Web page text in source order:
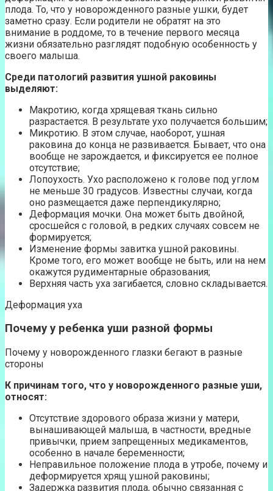
плода. То, что у новорожденного разные ушки, будет
заметно сразу. Если родители не обратят на это
внимание в роддоме, то в течение первого месяца
жизни обязательно разглядят подобную особенность у
своего малыша.
Среди патологий развития ушной раковины
выделяют:
Макротию, когда хрящевая ткань сильно
разрастается. В результате ухо получается большим;
Микротию. В этом случае, наоборот, ушная
раковина до конца не развивается. Бывает, что она
вообще не зарождается, и фиксируется ее полное
отсутствие;
Лопоухость. Ухо расположено к голове под углом
не меньше 30 градусов. Известны случаи, когда
оно размещается даже перпендикулярно;
Деформация мочки. Она может быть двойной,
сросшейся с головой, в редких случаях совсем не
формируется;
Изменение формы завитка ушной раковины.
Кроме того, его может вообще не быть, или на нем
окажутся рудиментарные образования;
Верхняя часть уха загибается, словно складывается.
Деформация уха
Почему у ребенка уши разной формы
Почему у новорожденного глазки бегают в разные
стороны
К причинам того, что у новорожденного разные уши,
относят:
Отсутствие здорового образа жизни у матери,
вынашивающей малыша, в частности, вредные
привычки, прием запрещенных медикаментов,
особенно в начале беременности;
Неправильное положение плода в утробе, почему и
деформируется хрящ ушной раковины;
Задержка развития плода, обычно связанная с